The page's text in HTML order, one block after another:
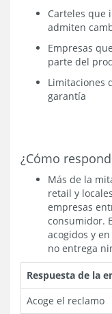
Carteles que
admiten
Empresas
parte del
Limitaciones
garantía
¿Cómo
Más de la
retail y
empresas
consumidor.
acogidos y
no entrega
Respuesta de la
Acoge el reclamo